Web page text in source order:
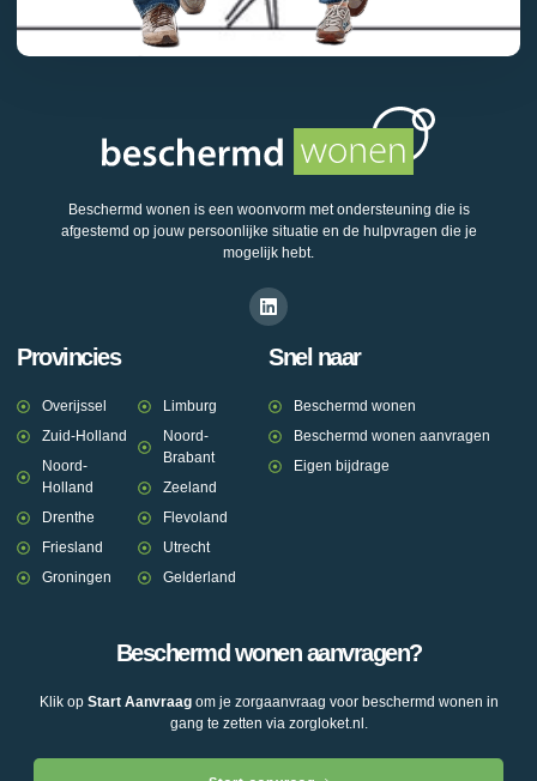
Beschermd wonen is een woonvorm met ondersteuning die is
afgestemd op jouw persoonlijke situatie en de hulpvragen die je
mogelijk hebt.
Provincies
Overijssel
Zuid-Holland
Noord-
Holland
Drenthe
Friesland
Groningen
Limburg
Noord-
Brabant
Zeeland
Flevoland
Utrecht
Gelderland
Snel naar
Beschermd wonen
Beschermd wonen aanvragen
Eigen bijdrage
Beschermd wonen aanvragen?
Klik op Start Aanvraagom je zorgaanvraag voor beschermd wonen in
gang te zetten via zorgloket.nl.